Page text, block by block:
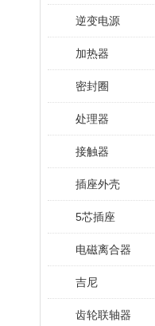
逆变电源
加热器
密封圈
处理器
接触器
插座外壳
5芯插座
电磁离合器
吉尼
齿轮联轴器